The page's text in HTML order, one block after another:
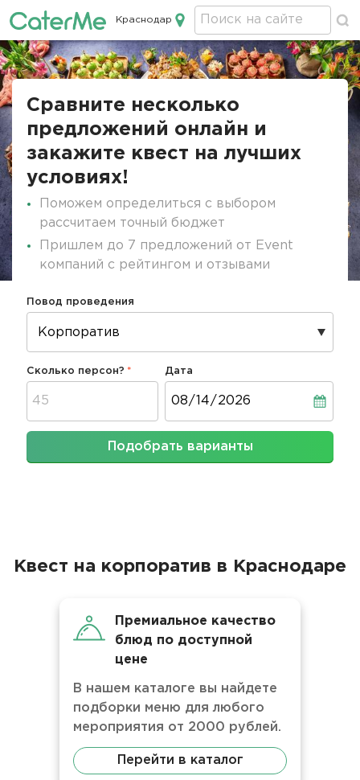
Кейтеринг в Краснодаре
Краснодар
Строка
Сравните несколько
предложений онлайн и
закажите квест на лучших
условиях!
Поможем определиться с выбором
рассчитаем точный бюджет
Пришлем до 7 предложений от Event
компаний с рейтингом и отзывами
Повод проведения
Сколько персон? Дата
Подобрать варианты
Квест на корпоратив в Краснодаре
Премиальное качество
блюд по доступной
цене
В нашем каталоге вы найдете
подборки меню для любого
мероприятия от 2000 рублей.
Перейти в каталог